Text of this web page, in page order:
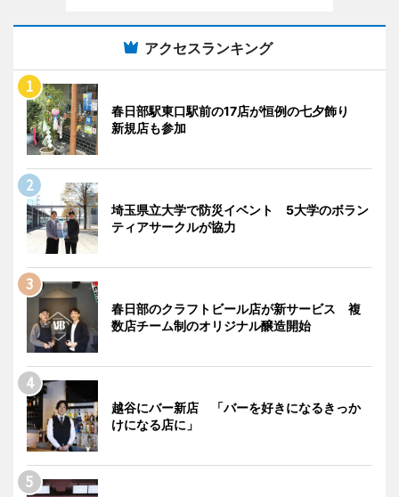
アクセスランキング
春日部駅東口駅前の17店が恒例の七夕飾り
新規店も参加
埼玉県立大学で防災イベント 5大学のボラン
ティアサークルが協力
春日部のクラフトビール店が新サービス 複
数店チーム制のオリジナル醸造開始
越谷にバー新店 「バーを好きになるきっか
けになる店に」